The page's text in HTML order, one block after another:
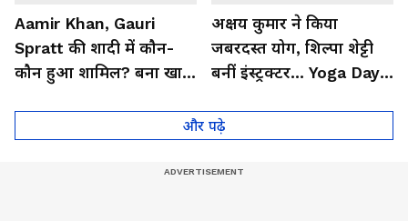
Aamir Khan, Gauri
Spratt की शादी में कौन-
कौन हुआ शामिल? बना खास
अक्षय कुमार ने किया
जबरदस्त योग, शिल्पा शेट्टी
बनीं इंस्ट्रक्टर... Yoga Day
और पढ़े